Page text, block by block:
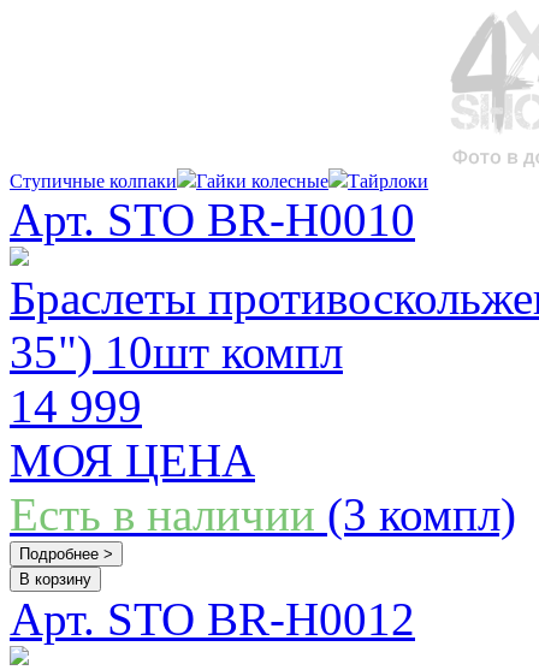
Ступичные колпаки Гайки колесные Тайрлоки
Арт. STO BR-H0010
Браслеты
35") 10шт компл
14 999
МОЯ ЦЕНА
Есть в наличии (3 компл)
Подробнее >
В корзину
Арт. STO BR-H0012